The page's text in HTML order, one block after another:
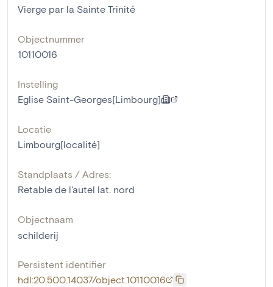
Vierge par la Sainte Trinité
Objectnummer
10110016
Instelling
Eglise Saint-Georges[Limbourg]
Locatie
Limbourg[localité]
Standplaats / Adres:
Retable de l'autel lat. nord
Objectnaam
schilderij
Persistent identifier
hdl:20.500.14037/object.10110016